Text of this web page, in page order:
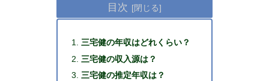
目次
三宅健の年収はどれくらい？
三宅健の収入源は？
三宅健の推定年収は？